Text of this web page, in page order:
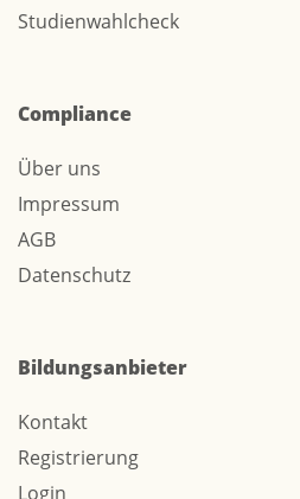
Studienwahlcheck
Compliance
Über uns
Impressum
AGB
Datenschutz
Bildungsanbieter
Kontakt
Registrierung
Login